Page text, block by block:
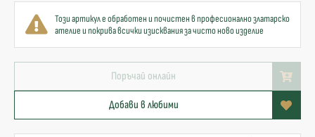
Този артикул е обработен и почистен в професионално златарско
ателие и покрива всички изисквания за чисто ново изделие
Поръчай онлайн
Добави в любими